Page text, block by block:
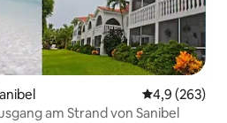
4,9 (263)
am Strand von Sanibel